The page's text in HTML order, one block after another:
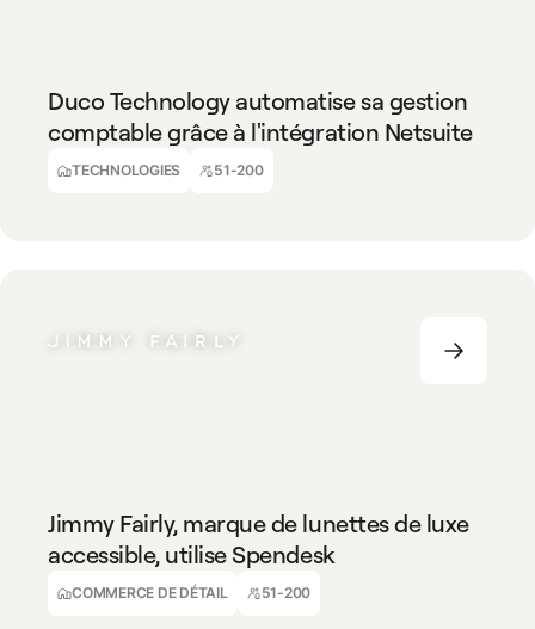
Duco Technology automatise sa gestion
comptable grâce à l'intégration Netsuite
TECHNOLOGIES 51-200
Alec Ball
Comptable à temps partiel
Jimmy Fairly, marque de lunettes de luxe
accessible, utilise Spendesk
COMMERCE DE DÉTAIL 51-200
Nadir Boualem
Chargé Administratif, de Trésorerie et Financement